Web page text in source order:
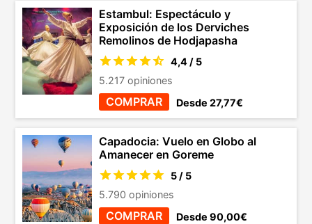
Estambul: Espectáculo y
Exposición de los Derviches
Remolinos de Hodjapasha
4,4 / 5
5.217 opiniones
COMPRAR Desde 27,77€
Capadocia: Vuelo en Globo al
Amanecer en Goreme
5 / 5
5.790 opiniones
COMPRAR Desde 90,00€